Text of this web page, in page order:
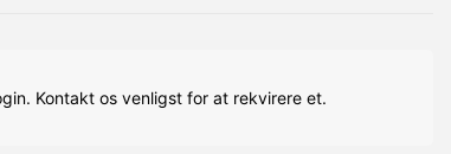
Kontakt os venligst for at rekvirere et.